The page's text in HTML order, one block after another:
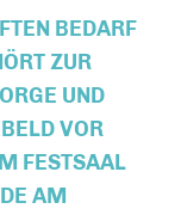
BEDARF
ZUR
UND
VOR
FESTSAAL
AM